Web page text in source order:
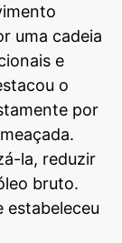
uma cadeia
e
o
por
la, reduzir
bruto.
estabeleceu